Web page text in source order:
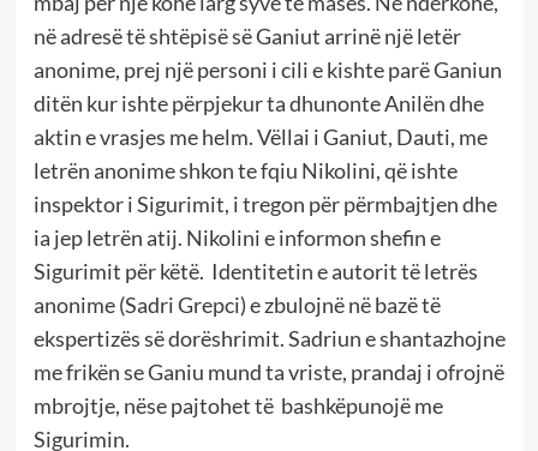
në adresë të shtëpisë së Ganiut arrinë një letër
anonime, prej një personi i cili e kishte parë Ganiun
ditën kur ishte përpjekur ta dhunonte Anilën dhe
aktin e vrasjes me helm. Vëllai i Ganiut, Dauti, me
letrën anonime shkon te fqiu Nikolini, që ishte
inspektor i Sigurimit, i tregon për përmbajtjen dhe
ia jep letrën atij. Nikolini e informon shefin e
Sigurimit për këtë. Identitetin e autorit të letrës
anonime (Sadri Grepci) e zbulojnë në bazë të
ekspertizës së dorëshrimit. Sadriun e shantazhojne
me frikën se Ganiu mund ta vriste, prandaj i ofrojnë
mbrojtje, nëse pajtohet të bashkëpunojë me
Sigurimin.